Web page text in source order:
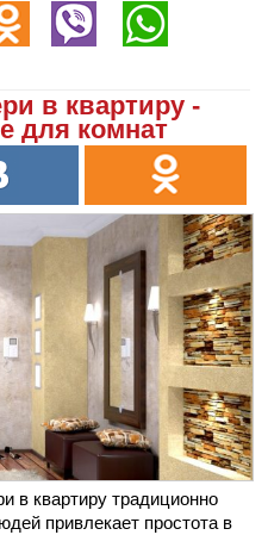
в квартиру -
для комнат
в квартиру традиционно
привлекает простота в